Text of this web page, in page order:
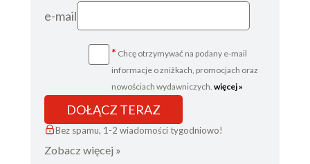
e-mail
* Chcę otrzymywać na podany e-mail
informacje o zniżkach, promocjach oraz
nowościach wydawniczych. więcej »
DOŁĄCZ TERAZ
Bez spamu, 1-2 wiadomości tygodniowo!
Zobacz więcej »